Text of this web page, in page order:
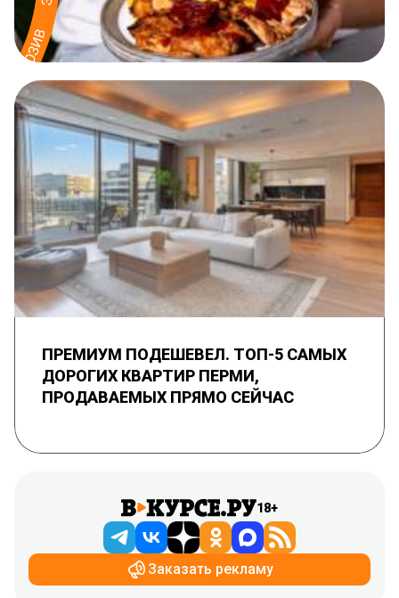
ПРЕМИУМ ПОДЕШЕВЕЛ. ТОП-5 САМЫХ
ДОРОГИХ КВАРТИР ПЕРМИ,
ПРОДАВАЕМЫХ ПРЯМО СЕЙЧАС
18+
Заказать рекламу